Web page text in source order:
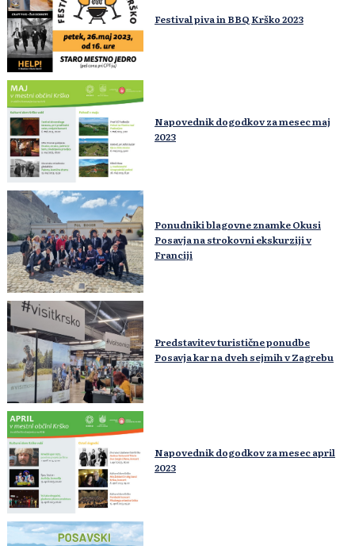
Festival piva in BBQ Krško 2023
Napovednik dogodkov za mesec maj
2023
Ponudniki blagovne znamke Okusi
Posavja na strokovni ekskurziji v
Franciji
Predstavitev turistične ponudbe
Posavja kar na dveh sejmih v Zagrebu
Napovednik dogodkov za mesec april
2023